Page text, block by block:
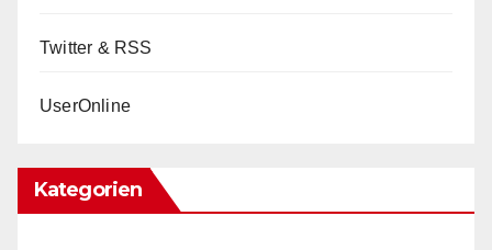
Twitter & RSS
UserOnline
Kategorien